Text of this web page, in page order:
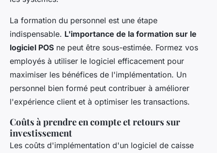
La formation du personnel est une étape
indispensable. L'importance de la formation sur le
logiciel POS ne peut être sous-estimée. Formez vos
employés à utiliser le logiciel efficacement pour
maximiser les bénéfices de l'implémentation. Un
personnel bien formé peut contribuer à améliorer
l'expérience client et à optimiser les transactions.
Coûts à prendre en compte et retours sur
investissement
Les coûts d'implémentation d'un logiciel de caisse